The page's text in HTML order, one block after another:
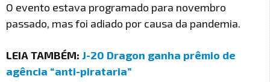
O evento estava programado para novembro
passado, mas foi adiado por causa da pandemia.
LEIA TAMBÉM: J-20 Dragon ganha prêmio de
agência “anti-pirataria”